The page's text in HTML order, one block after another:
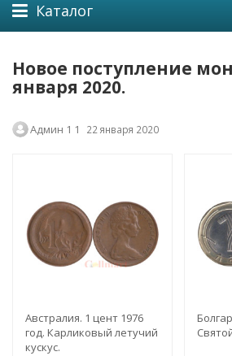
Каталог
Новое поступление
января 2020.
Админ 1 1 22 января 2020
Австралия. 1 цент 1976
год. Карликовый летучий
кускус.